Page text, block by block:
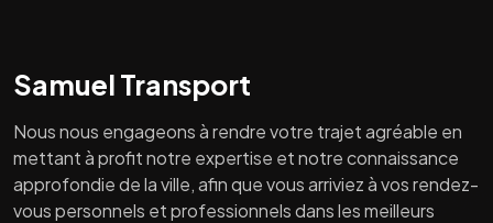
Samuel Transport
Nous nous engageons à rendre votre trajet agréable en
mettant à profit notre expertise et notre connaissance
approfondie de la ville, afin que vous arriviez à vos rendez-
vous personnels et professionnels dans les meilleurs